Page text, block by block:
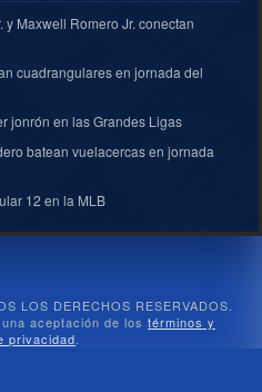
Maxwell Romero Jr. conectan
cuadrangulares en jornada del
jonrón en las Grandes Ligas
batean vuelacercas en jornada
12 en la MLB
LOS DERECHOS RESERVADOS.
aceptación de los términos y
privacidad